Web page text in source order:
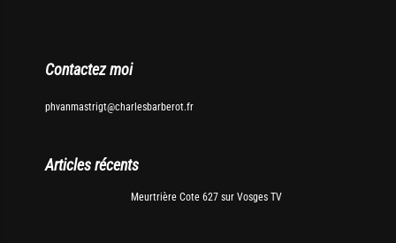
Contactez moi
phvanmastrigt@charlesbarberot.fr
Articles récents
Meurtrière Cote 627 sur Vosges TV